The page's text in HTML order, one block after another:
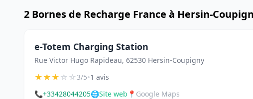
2 Bornes de Recharge France à Hersin-
e-Totem Charging Station
Rue Victor Hugo Rapideau, 62530 Hersin-Coupigny
★★★☆☆3/5•1 avis
📞+33428044205🌐Site web 📍 Google Maps